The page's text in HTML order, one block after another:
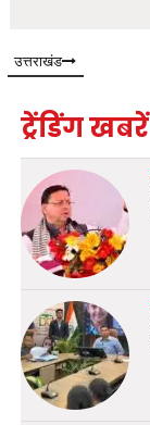
उत्तराखंड
ट्रेंडिंग खबरें